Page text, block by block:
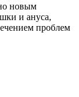
новым
и ануса,
проблем